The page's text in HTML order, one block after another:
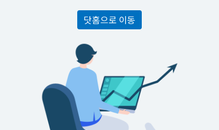
닷홈으로 이동